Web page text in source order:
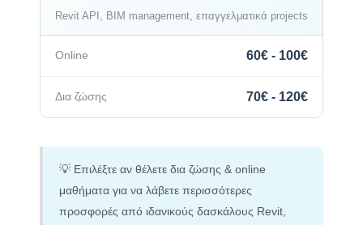
Revit API, BIM management, επαγγελματικά projects
60€ - 100€
70€ - 120€
💡 Επιλέξτε αν θέλετε δια ζώσης & online
μαθήματα για να λάβετε περισσότερες
προσφορές από ιδανικούς δασκάλους Revit,